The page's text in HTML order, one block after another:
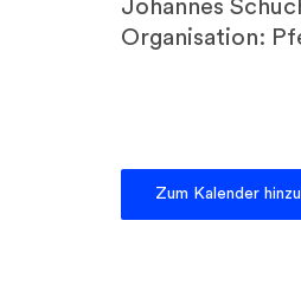
Johannes
Organisation:
Zum Kalender